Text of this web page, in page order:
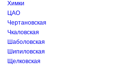
Химки
ЦАО
Чертановская
Чкаловская
Шаболовская
Шипиловская
Щелковская